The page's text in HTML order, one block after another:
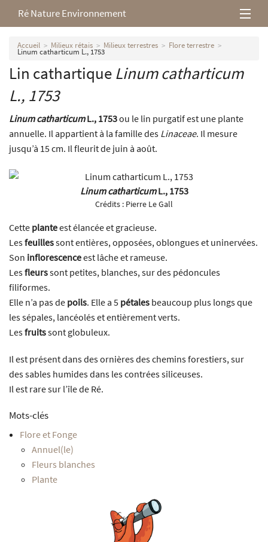
Ré Nature Environnement
L’association
Milieux rétais
Nos parutions
Accueil Milieux rétais Milieux terrestres Flore terrestre
Linum catharticum L., 1753
Lin cathartique Linum catharticum
L., 1753
Linum catharticumL., 1753ou le lin purgatif est une plante
annuelle. Il appartient à la famille des Linaceae. Il mesure
jusqu’à 15 cm. Il fleurit de juin à août.
Linum catharticumL., 1753
Crédits : Pierre Le Gall
Cette planteest élancée et gracieuse.
Lesfeuillessont entières, opposées, oblongues et uninervées.
Son inflorescenceest lâche et rameuse.
Lesfleurssont petites, blanches, sur des pédoncules
filiformes.
Elle n’a pas de poils. Elle a 5 pétales beaucoup plus longs que
les sépales, lancéolés et entièrement verts.
Lesfruitssont globuleux.
Il est présent dans des ornières des chemins forestiers, sur
des sables humides dans les contrées siliceuses.
Il est rare sur l’île de Ré.
Mots-clés
Flore et Fonge
Annuel(le)
Fleurs blanches
Plante